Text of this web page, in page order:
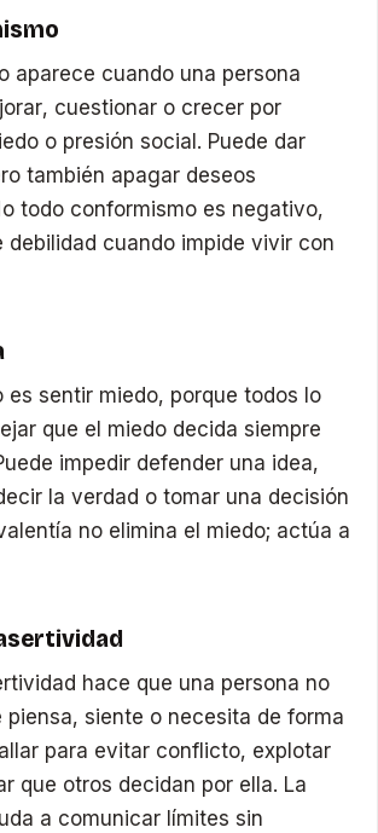
aparece cuando una persona
cuestionar o crecer por
o presión social. Puede dar
también apagar deseos
todo conformismo es negativo,
debilidad cuando impide vivir con
es sentir miedo, porque todos lo
que el miedo decida siempre
impedir defender una idea,
la verdad o tomar una decisión
no elimina el miedo; actúa a
hace que una persona no
piensa, siente o necesita de forma
para evitar conflicto, explotar
que otros decidan por ella. La
a comunicar límites sin